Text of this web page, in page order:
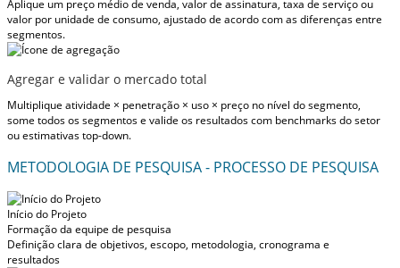
Aplique um preço médio de venda, valor de assinatura, taxa de serviço ou
valor por unidade de consumo, ajustado de acordo com as diferenças entre
segmentos.
Agregar e validar o mercado total
Multiplique atividade × penetração × uso × preço no nível do segmento,
some todos os segmentos e valide os resultados com benchmarks do setor
ou estimativas top-down.
METODOLOGIA DE PESQUISA - PROCESSO DE PESQUISA
Início do Projeto
Formação da equipe de pesquisa
Definição clara de objetivos, escopo, metodologia, cronograma e
resultados